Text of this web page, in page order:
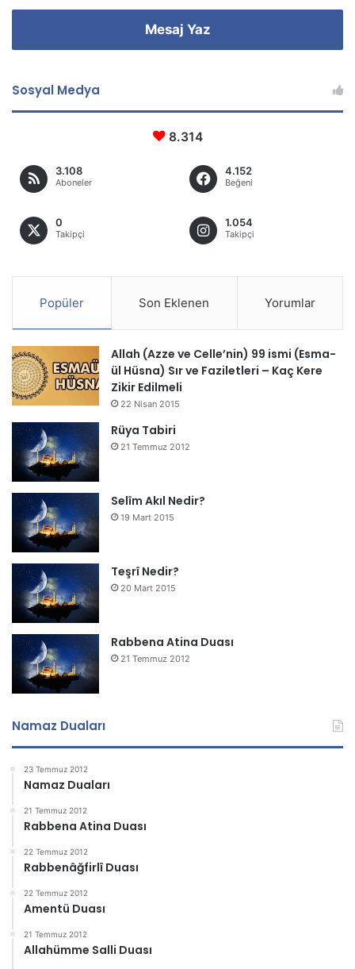
Mesaj Yaz
Sosyal Medya
8.314
3.108
Aboneler
4.152
Beğeni
0
Takipçi
1.054
Takipçi
Popüler Son Eklenen Yorumlar
Allah (Azze ve Celle’nin) 99 ismi (Esma-
ül Hüsna) Sır ve Faziletleri – Kaç Kere
Zikir Edilmeli
22 Nisan 2015
Rüya Tabiri
21 Temmuz 2012
Selîm Akıl Nedir?
19 Mart 2015
Teşrî Nedir?
20 Mart 2015
Rabbena Atina Duası
21 Temmuz 2012
Namaz Duaları
23 Temmuz 2012
Namaz Duaları
21 Temmuz 2012
Rabbena Atina Duası
22 Temmuz 2012
Rabbenâğfirlî Duası
22 Temmuz 2012
Amentü Duası
21 Temmuz 2012
Allahümme Salli Duası